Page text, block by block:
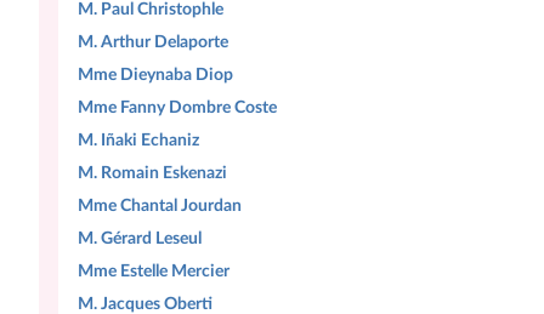
M. Paul Christophle
M. Arthur Delaporte
Mme Dieynaba Diop
Mme Fanny Dombre Coste
M. Iñaki Echaniz
M. Romain Eskenazi
Mme Chantal Jourdan
M. Gérard Leseul
Mme Estelle Mercier
M. Jacques Oberti